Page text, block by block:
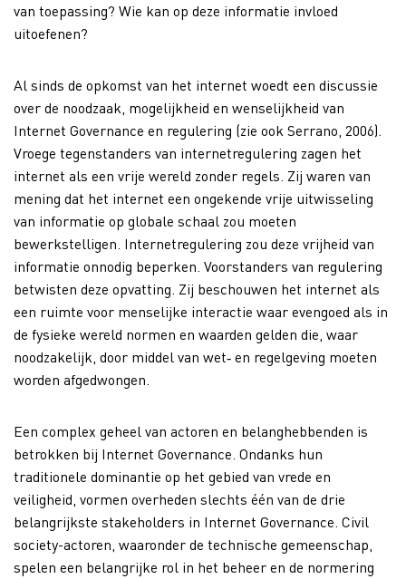
van toepassing? Wie kan op deze informatie invloed
uitoefenen?
Al sinds de opkomst van het internet woedt een discussie
over de noodzaak, mogelijkheid en wenselijkheid van
Internet Governance en regulering (zie ook Serrano, 2006).
Vroege tegenstanders van internetregulering zagen het
internet als een vrije wereld zonder regels. Zij waren van
mening dat het internet een ongekende vrije uitwisseling
van informatie op globale schaal zou moeten
bewerkstelligen. Internetregulering zou deze vrijheid van
informatie onnodig beperken. Voorstanders van regulering
betwisten deze opvatting. Zij beschouwen het internet als
een ruimte voor menselijke interactie waar evengoed als in
de fysieke wereld normen en waarden gelden die, waar
noodzakelijk, door middel van wet‐ en regelgeving moeten
worden afgedwongen.
Een complex geheel van actoren en belanghebbenden is
betrokken bij Internet Governance. Ondanks hun
traditionele dominantie op het gebied van vrede en
veiligheid, vormen overheden slechts één van de drie
belangrijkste stakeholders in Internet Governance. Civil
society-actoren, waaronder de technische gemeenschap,
spelen een belangrijke rol in het beheer en de normering